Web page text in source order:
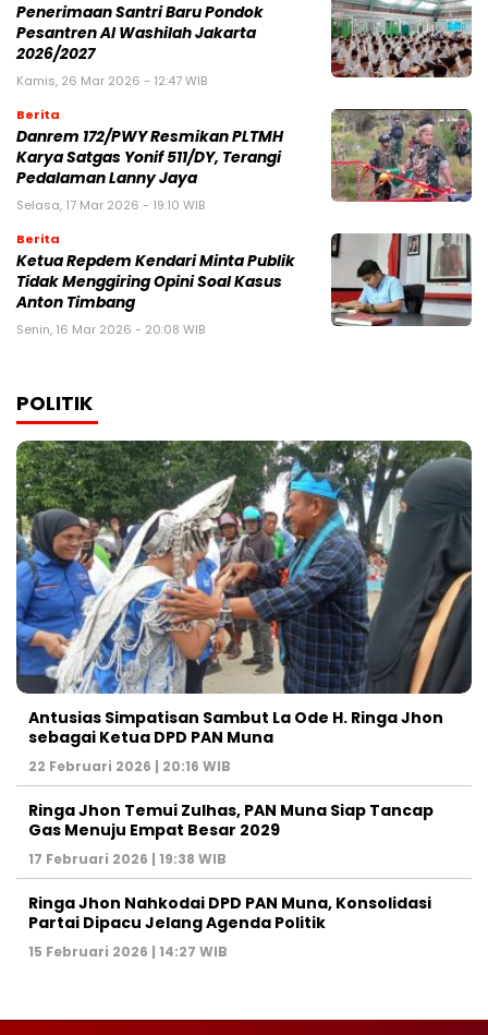
Penerimaan Santri Baru Pondok
Pesantren Al Washilah Jakarta
2026/2027
Kamis, 26 Mar 2026 - 12:47 WIB
Berita
Danrem 172/PWY Resmikan PLTMH
Karya Satgas Yonif 511/DY, Terangi
Pedalaman Lanny Jaya
Selasa, 17 Mar 2026 - 19:10 WIB
Berita
Ketua Repdem Kendari Minta Publik
Tidak Menggiring Opini Soal Kasus
Anton Timbang
Senin, 16 Mar 2026 - 20:08 WIB
POLITIK
Antusias Simpatisan Sambut La Ode H. Ringa Jhon
sebagai Ketua DPD PAN Muna
22 Februari 2026 | 20:16 WIB
Ringa Jhon Temui Zulhas, PAN Muna Siap Tancap
Gas Menuju Empat Besar 2029
17 Februari 2026 | 19:38 WIB
Ringa Jhon Nahkodai DPD PAN Muna, Konsolidasi
Partai Dipacu Jelang Agenda Politik
15 Februari 2026 | 14:27 WIB